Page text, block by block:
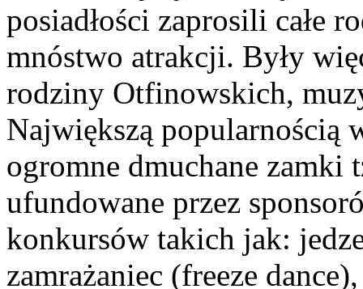
posiadłości zaprosili całe
mnóstwo atrakcji. Były
rodziny Otfinowskich,
Największą popularnością
ogromne dmuchane zamki
ufundowane przez
konkursów takich jak:
zamrażaniec (freeze